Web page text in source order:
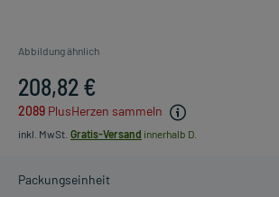
Abbildung ähnlich
208,82 €
2089 PlusHerzen sammeln
inkl. MwSt. Gratis-Versand innerhalb D.
Packungseinheit